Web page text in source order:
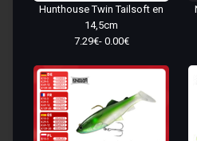
Hunthouse Twin Tailsoft en
14,5cm
7.29€- 0.00€